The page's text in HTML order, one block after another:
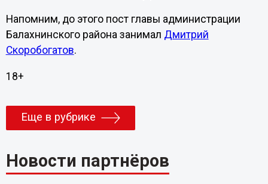
Напомним, до этого пост главы администрации
Балахнинского района занимал Дмитрий
Скоробогатов.
18+
Еще в рубрике
Новости партнёров